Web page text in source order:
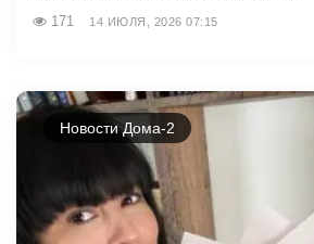
171 14 ИЮЛЯ, 2026 07:15
Новости Дома-2